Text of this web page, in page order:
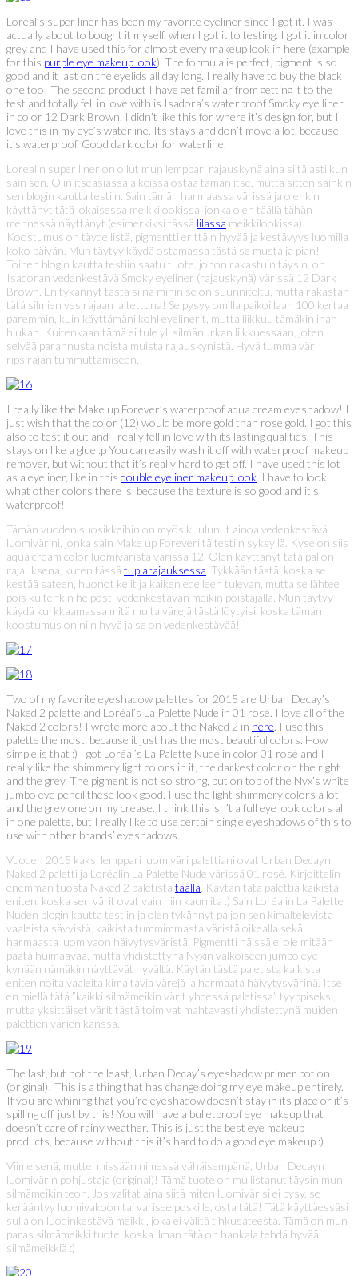
Loréal’s super liner has been my favorite eyeliner since I got it. I was
actually about to bought it myself, when I got it to testing. I got it in color
grey and I have used this for almost every makeup look in here (example
for this purple eye makeup look). The formula is perfect, pigment is so
good and it last on the eyelids all day long. I really have to buy the black
one too! The second product I have get familiar from getting it to the
test and totally fell in love with is Isadora’s waterproof Smoky eye liner
in color 12 Dark Brown. I didn’t like this for where it’s design for, but I
love this in my eye’s waterline. Its stays and don’t move a lot, because
it’s waterproof. Good dark color for waterline.
Lorealin super liner on ollut mun lemppari rajauskynä aina siitä asti kun
sain sen. Olin itseasiassa aikeissa ostaa tämän itse, mutta sitten sainkin
sen blogin kautta testiin. Sain tämän harmaassa värissä ja olenkin
käyttänyt tätä jokaisessa meikkilookissa, jonka olen täällä tähän
mennessä näyttänyt (esimerkiksi tässä lilassa meikkilookissa).
Koostumus on täydellistä, pigmentti erittäin hyvää ja kestävyys luomilla
koko päivän. Mun täytyy käydä ostamassa tästä se musta ja pian!
Toinen blogin kautta testiin saatu tuote, johon rakastuin täysin, on
Isadoran vedenkestävä Smoky eyeliner (rajauskynä) värissä 12 Dark
Brown. En tykännyt tästä siinä mihin se on suunniteltu, mutta rakastan
tätä silmien vesirajaan laitettuna! Se pysyy omilla paikoillaan 100 kertaa
paremmin, kuin käyttämäni kohl eyelinerit, mutta liikkuu tämäkin ihan
hiukan. Kuitenkaan tämä ei tule yli silmänurkan liikkuessaan, joten
selvää parannusta noista muista rajauskynistä. Hyvä tumma väri
ripsirajan tummuttamiseen.
I really like the Make up Forever’s waterproof aqua cream eyeshadow! I
just wish that the color (12) would be more gold than rose gold. I got this
also to test it out and I really fell in love with its lasting qualities. This
stays on like a glue :p You can easily wash it off with waterproof makeup
remover, but without that it’s really hard to get off. I have used this lot
as a eyeliner, like in this double eyeliner makeup look. I have to look
what other colors there is, because the texture is so good and it’s
waterproof!
Tämän vuoden suosikkeihin on myös kuulunut ainoa vedenkestävä
luomivärini, jonka sain Make up Foreveriltä testiin syksyllä. Kyse on siis
aqua cream color luomiväristä värissä 12. Olen käyttänyt tätä paljon
rajauksena, kuten tässä tuplarajauksessa . Tykkään tästä, koska se
kestää sateen, huonot kelit ja kaiken edelleen tulevan, mutta se lähtee
pois kuitenkin helposti vedenkestävän meikin poistajalla. Mun täytyy
käydä kurkkaamassa mitä muita värejä tästä löytyisi, koska tämän
koostumus on niin hyvä ja se on vedenkestävää!
Two of my favorite eyeshadow palettes for 2015 are Urban Decay’s
Naked 2 palette and Loréal’s La Palette Nude in 01 rosé. I love all of the
Naked 2 colors! I wrote more about the Naked 2 in here. I use this
palette the most, because it just has the most beautiful colors. How
simple is that :) I got Loréal’s La Palette Nude in color 01 rosé and I
really like the shimmery light colors in it, the darkest color on the right
and the grey. The pigment is not so strong, but on top of the Nyx’s white
jumbo eye pencil these look good. I use the light shimmery colors a lot
and the grey one on my crease. I think this isn’t a full eye look colors all
in one palette, but I really like to use certain single eyeshadows of this to
use with other brands’ eyeshadows.
Vuoden 2015 kaksi lemppari luomiväri palettiani ovat Urban Decayn
Naked 2 paletti ja Loréalin La Palette Nude värissä 01 rosé. Kirjoittelin
enemmän tuosta Naked 2 paletista täällä . Käytän tätä palettia kaikista
eniten, koska sen värit ovat vain niin kauniita :) Sain Loréalin La Palette
Nuden blogin kautta testiin ja olen tykännyt paljon sen kimaltelevista
vaaleista sävyistä, kaikista tummimmasta väristä oikealla sekä
harmaasta luomivaon häivytysväristä. Pigmentti näissä ei ole mitään
päätä huimaavaa, mutta yhdistettynä Nyxin valkoiseen jumbo eye
kynään nämäkin näyttävät hyvältä. Käytän tästä paletista kaikista
eniten noita vaaleita kimaltavia värejä ja harmaata häivytysvärinä. Itse
en miellä tätä ”kaikki silmämeikin värit yhdessä paletissa” tyyppiseksi,
mutta yksittäiset värit tästä toimivat mahtavasti yhdistettynä muiden
palettien värien kanssa.
The last, but not the least, Urban Decay’s eyeshadow primer potion
(original)! This is a thing that has change doing my eye makeup entirely.
If you are whining that you’re eyeshadow doesn’t stay in its place or it’s
spilling off, just by this! You will have a bulletproof eye makeup that
doesn’t care of rainy weather. This is just the best eye makeup
products, because without this it’s hard to do a good eye makeup :)
Viimeisenä, muttei missään nimessä vähäisempänä, Urban Decayn
luomivärin pohjustaja (original)! Tämä tuote on mullistanut täysin mun
silmämeikin teon. Jos valitat aina siitä miten luomivärisi ei pysy, se
kerääntyy luomivakoon tai varisee poskille, osta tätä! Tätä käyttäessäsi
sulla on luodinkestävä meikki, joka ei välitä tihkusateesta. Tämä on mun
paras silmämeikki tuote, koska ilman tätä on hankala tehdä hyvää
silmämeikkiä :)